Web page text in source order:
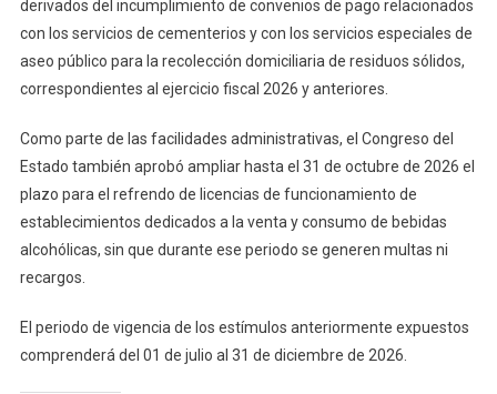
derivados del incumplimiento de convenios de pago relacionados
con los servicios de cementerios y con los servicios especiales de
aseo público para la recolección domiciliaria de residuos sólidos,
correspondientes al ejercicio fiscal 2026 y anteriores.
Como parte de las facilidades administrativas, el Congreso del
Estado también aprobó ampliar hasta el 31 de octubre de 2026 el
plazo para el refrendo de licencias de funcionamiento de
establecimientos dedicados a la venta y consumo de bebidas
alcohólicas, sin que durante ese periodo se generen multas ni
recargos.
El periodo de vigencia de los estímulos anteriormente expuestos
comprenderá del 01 de julio al 31 de diciembre de 2026.